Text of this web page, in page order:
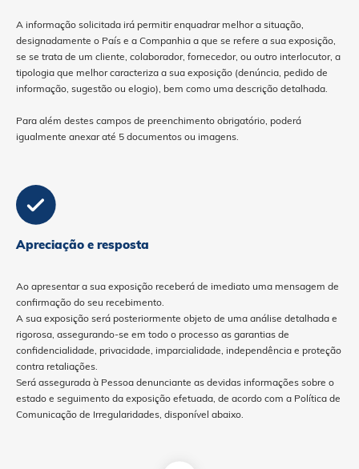
A informação solicitada irá permitir enquadrar melhor a situação,
designadamente o País e a Companhia a que se refere a sua exposição,
se se trata de um cliente, colaborador, fornecedor, ou outro interlocutor, a
tipologia que melhor caracteriza a sua exposição (denúncia, pedido de
informação, sugestão ou elogio), bem como uma descrição detalhada.
Para além destes campos de preenchimento obrigatório, poderá
igualmente anexar até 5 documentos ou imagens.
Apreciação e resposta
Ao apresentar a sua exposição receberá de imediato uma mensagem de
confirmação do seu recebimento.
A sua exposição será posteriormente objeto de uma análise detalhada e
rigorosa, assegurando-se em todo o processo as garantias de
confidencialidade, privacidade, imparcialidade, independência e proteção
contra retaliações.
Será assegurada à Pessoa denunciante as devidas informações sobre o
estado e seguimento da exposição efetuada, de acordo com a Política de
Comunicação de Irregularidades, disponível abaixo.